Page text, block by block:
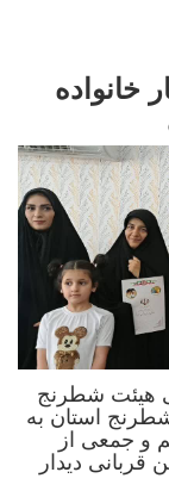
خانواده
هیئت شطرنج
استان به
و جمعی از
دیدار